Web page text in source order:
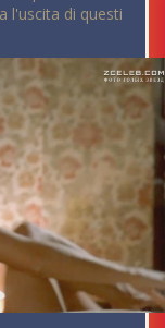
l'uscita di questi